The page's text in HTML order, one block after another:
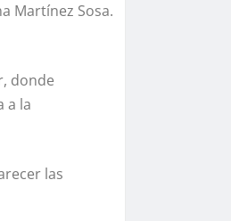
Martínez Sosa.
donde
a la
las